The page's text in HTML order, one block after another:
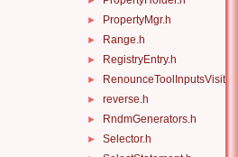
► PropertyMgr.h
► Range.h
► RegistryEntry.h
► RenounceToolInputsVisitor.h
► reverse.h
► RndmGenerators.h
► Selector.h